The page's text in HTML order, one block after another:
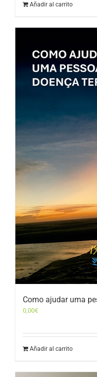
Añadir al carrito
Como ajudar uma
0,00€
Añadir al carrito